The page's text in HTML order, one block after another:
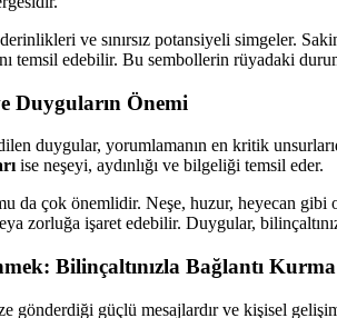
ve sınırsız potansiyeli simgeler.
temsil edebilir. Bu sembollerin rüyadaki
Duyguların Önemi
duygular, yorumlamanın en kritik
ise neşeyi, aydınlığı ve bilgeliği temsil eder.
da çok önemlidir. Neşe, huzur, heyecan gibi
zorluğa işaret edebilir. Duygular,
Bilinçaltınızla Bağlantı Kurma
gönderdiği güçlü mesajlardır ve kişisel